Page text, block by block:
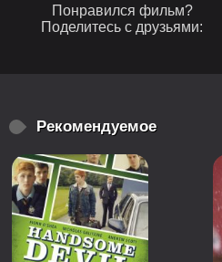
Понравился фильм?
Поделитесь с друзьями:
Рекомендуемое